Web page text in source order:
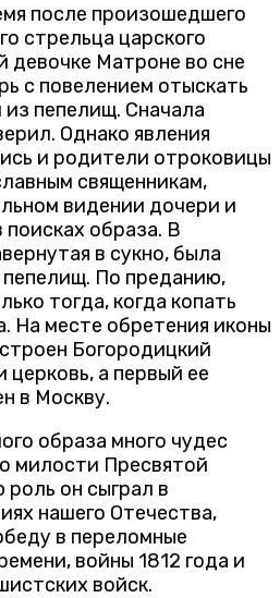
после произошедшего
стрельца царского
девочке Матроне во сне
с повелением отыскать
пепелищ. Сначала
Однако явления
и родители отроковицы
священникам,
видении дочери и
образа. В
в сукно, была
По преданию,
тогда, когда копать
На месте обретения иконы
Богородицкий
а первый ее
в Москву.
образа много чудес
милости Пресвятой
он сыграл в
нашего Отечества,
в переломные
войны 1812 года и
войск.